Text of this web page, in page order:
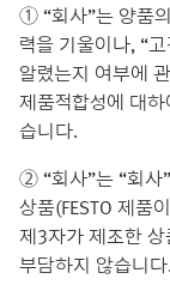
① “회사”는 양품
력을 기울이나, “
알렸는지 여부에
제품적합성에 대
습니다.
② “회사”는 “회사
상품(FESTO 제품
제3자가 제조한
부담하지 않습니다.